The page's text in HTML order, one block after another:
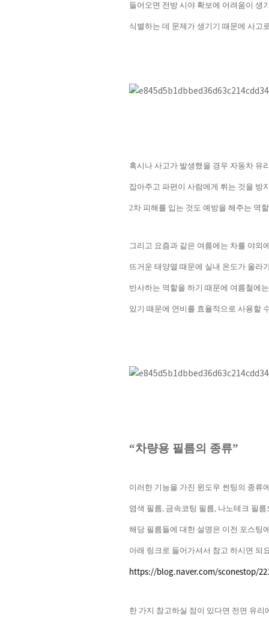
들어오면 전방 시야 확보에 어려움이 생
식별하는 데 문제가 생기기 때문에 사고
혹시나 사고가 발생했을 경우 자동차 유
잡아주고 파편이 사람에게 튀는 것을 방
2차 피해를 입는 것도 예방을 해주는 역
그리고 요즘과 같은 여름에는 차를 야외
뜨거운 태양열 때문에 실내 온도가 올라
반사하는 역할을 하기 때문에 여름철에
있기 때문에 연비를 효율적으로 사용할
“차량용 필름의 종류”
이러한 기능을 가진 윈도우 썬팅의 종류
염색 필름, 금속코팅 필름, 나노테크 필
해당 필름들에 대한 설명은 이전 포스팅
아래 링크로 들어가셔서 참고 하시면 되
https://blog.naver.com/sconestop/
한 가지 참고하실 점이 있다면 전면 유리